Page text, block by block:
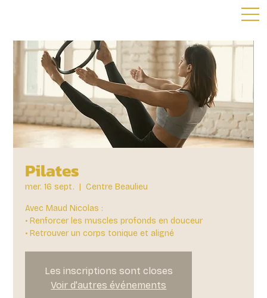
Pilates
mer. 16 sept.
  |
Centre Beaulieu
Avec Maud Nicolas :
• Renforcer les muscles profonds en douceur
• Retrouver un corps tonique et aligné
Les inscriptions sont closes
Voir d'autres événements